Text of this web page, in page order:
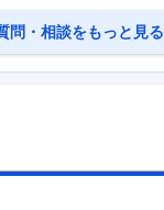
問・相談をもっと見る